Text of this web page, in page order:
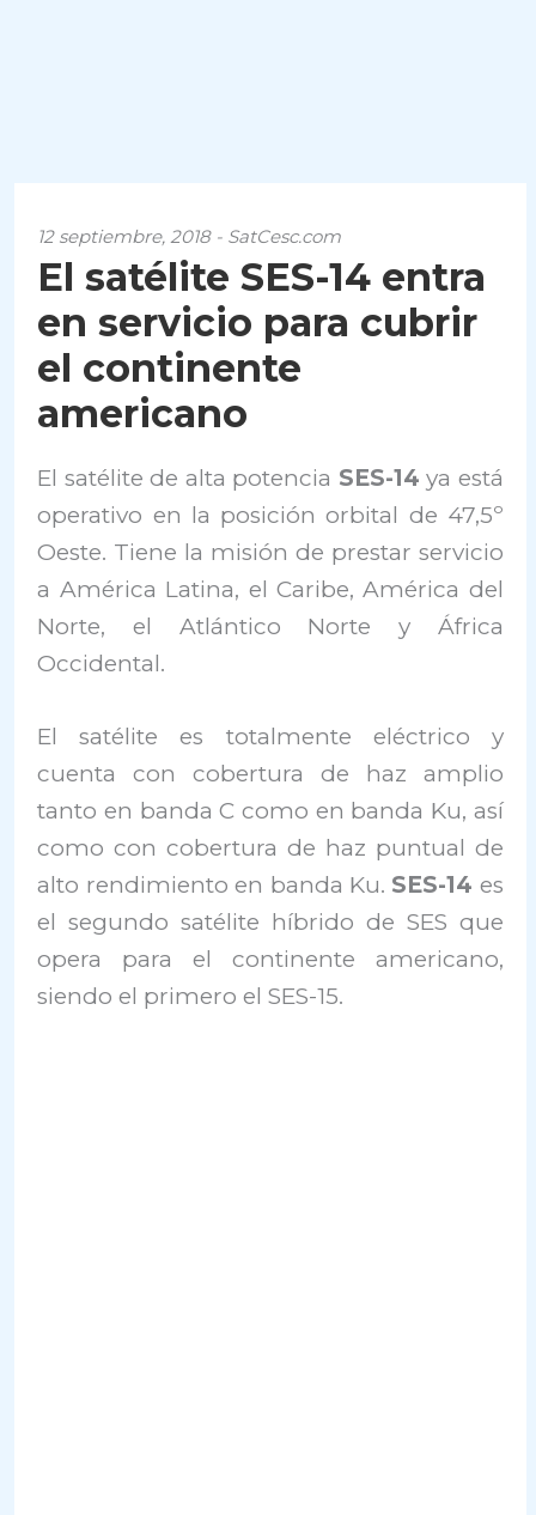
12 septiembre, 2018 - SatCesc.com
El satélite SES-14 entra
en servicio para cubrir
el continente
americano
El satélite de alta potencia SES-14 ya está
operativo en la posición orbital de 47,5º
Oeste. Tiene la misión de prestar servicio
a América Latina, el Caribe, América del
Norte, el Atlántico Norte y África
Occidental.
El satélite es totalmente eléctrico y
cuenta con cobertura de haz amplio
tanto en banda C como en banda Ku, así
como con cobertura de haz puntual de
alto rendimiento en banda Ku. SES-14 es
el segundo satélite híbrido de SES que
opera para el continente americano,
siendo el primero el SES-15.